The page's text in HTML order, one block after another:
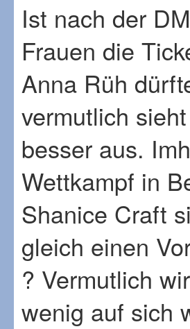
Ist nach der
Frauen die
Anna Rüh
vermutlich
besser aus.
Wettkampf in
Shanice Craft
gleich einen
? Vermutlich
wenig auf sich